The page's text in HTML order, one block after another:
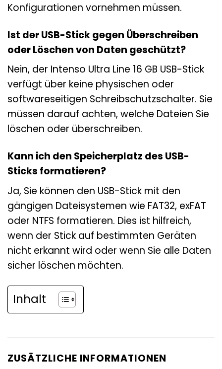
Konfigurationen vornehmen müssen.
Ist der USB-Stick gegen Überschreiben
oder Löschen von Daten geschützt?
Nein, der Intenso Ultra Line 16 GB USB-Stick
verfügt über keine physischen oder
softwareseitigen Schreibschutzschalter. Sie
müssen darauf achten, welche Dateien Sie
löschen oder überschreiben.
Kann ich den Speicherplatz des USB-
Sticks formatieren?
Ja, Sie können den USB-Stick mit den
gängigen Dateisystemen wie FAT32, exFAT
oder NTFS formatieren. Dies ist hilfreich,
wenn der Stick auf bestimmten Geräten
nicht erkannt wird oder wenn Sie alle Daten
sicher löschen möchten.
Inhalt
ZUSÄTZLICHE INFORMATIONEN